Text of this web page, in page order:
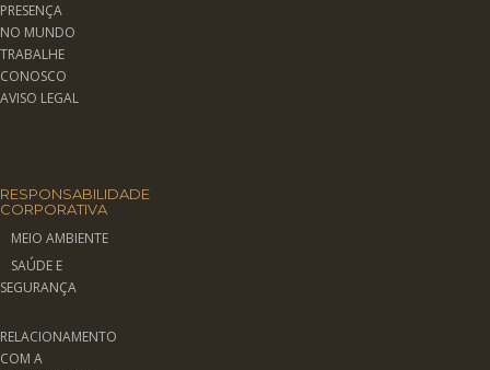
PRESENÇA
NO MUNDO
TRABALHE
CONOSCO
AVISO LEGAL
RESPONSABILIDADE
CORPORATIVA
MEIO AMBIENTE
SAÚDE E
SEGURANÇA
RELACIONAMENTO
COM A